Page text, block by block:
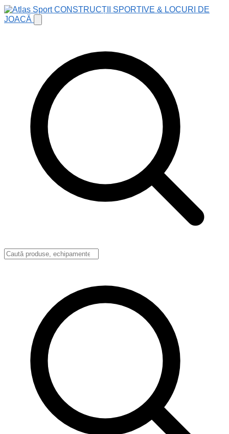
CONSTRUCȚII SPORTIVE & LOCURI DE
JOACĂ